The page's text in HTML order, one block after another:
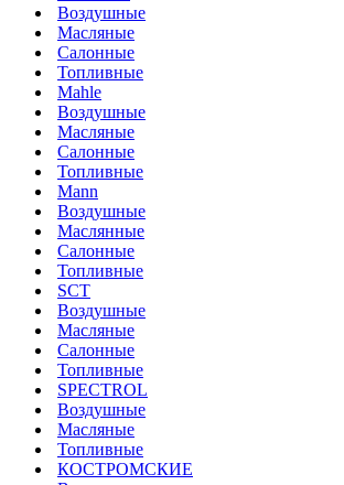
Воздушные
Масляные
Салонные
Топливные
Mahle
Воздушные
Масляные
Салонные
Топливные
Mann
Воздушные
Маслянные
Салонные
Топливные
SCT
Воздушные
Масляные
Салонные
Топливные
SPECTROL
Воздушные
Масляные
Топливные
КОСТРОМСКИЕ